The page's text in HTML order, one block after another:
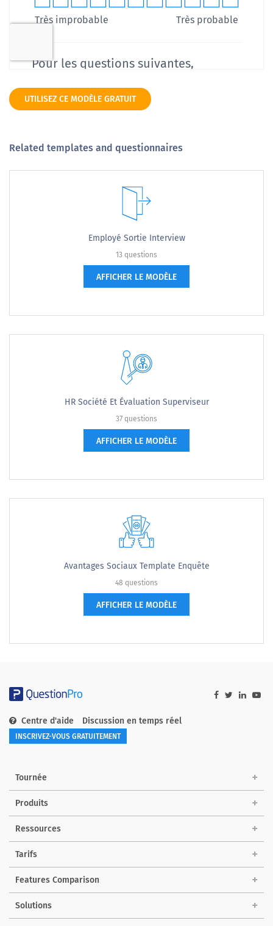
UTILISEZ CE MODÈLE GRATUIT
Related templates and questionnaires
Employé Sortie Interview
13 questions
AFFICHER LE MODÈLE
HR Société Et Évaluation Superviseur
37 questions
AFFICHER LE MODÈLE
Avantages Sociaux Template Enquête
48 questions
AFFICHER LE MODÈLE
Centre d'aide Discussion en temps réel
INSCRIVEZ-VOUS GRATUITEMENT
Tournée
Produits
Ressources
Tarifs
Features Comparison
Solutions